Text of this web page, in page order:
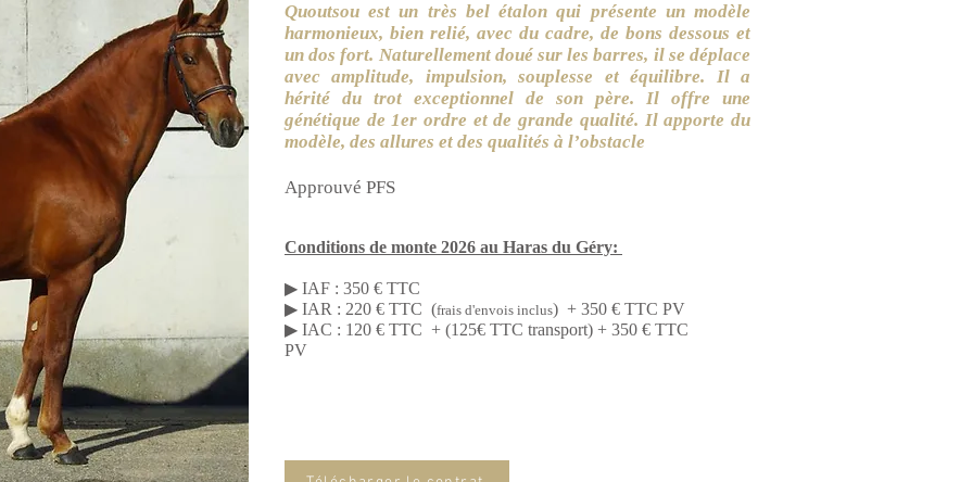
Quoutsou est un très bel étalon qui présente un modèle
harmonieux, bien relié, avec du cadre, de bons dessous et
un dos fort. Naturellement doué sur les barres, il se déplace
avec amplitude, impulsion, souplesse et équilibre. Il a
hérité du trot exceptionnel de son père. Il offre une
génétique de 1er ordre et de grande qualité. Il apporte du
modèle, des allures et des qualités à l’obstacle
Approuvé PFS
Conditions de monte 2026 au Haras du Géry:
▶ IAF : 350 € TTC
▶ IAR : 220 € TTC (frais d'envois inclus) + 350 € TTC PV
▶ IAC : 120 € TTC + (125€ TTC transport) + 350 € TTC
PV